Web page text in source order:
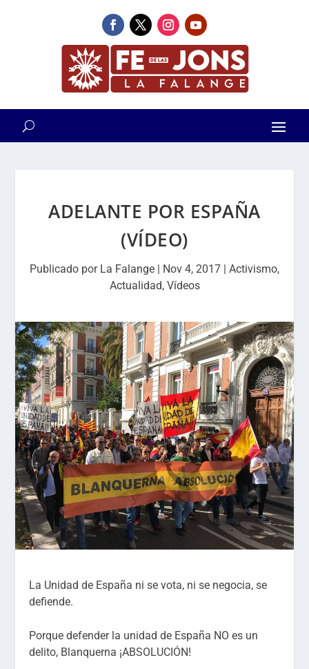
ADELANTE POR ESPAÑA
(VÍDEO)
Publicado por La Falange | Nov 4, 2017 | Activismo,
Actualidad, Vídeos
La Unidad de España ni se vota, ni se negocia, se
defiende.
Porque defender la unidad de España NO es un
delito, Blanquerna ¡ABSOLUCIÓN!